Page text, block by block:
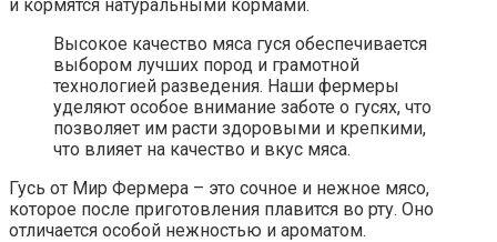
и кормятся натуральными кормами.
Высокое качество мяса гуся обеспечивается
выбором лучших пород и грамотной
технологией разведения. Наши фермеры
уделяют особое внимание заботе о гусях, что
позволяет им расти здоровыми и крепкими,
что влияет на качество и вкус мяса.
Гусь от Мир Фермера – это сочное и нежное мясо,
которое после приготовления плавится во рту. Оно
отличается особой нежностью и ароматом.